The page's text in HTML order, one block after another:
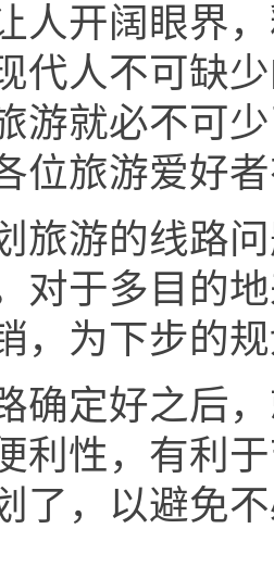
人开阔眼界
代人不可缺
游就必不可
位旅游爱好
旅游的线路
对于多目的
，为下步的
确定好之后
利性，有利
了，以避免